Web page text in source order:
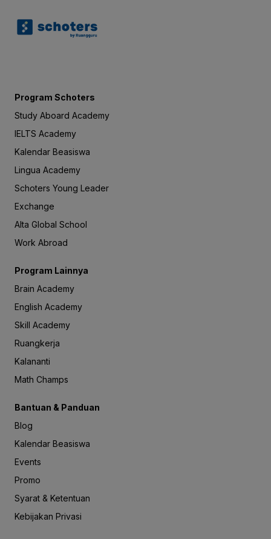
Program Schoters
Study Aboard Academy
IELTS Academy
Kalendar Beasiswa
Lingua Academy
Schoters Young Leader
Exchange
Alta Global School
Work Abroad
Program Lainnya
Brain Academy
English Academy
Skill Academy
Ruangkerja
Kalananti
Math Champs
Bantuan & Panduan
Blog
Kalendar Beasiswa
Events
Promo
Syarat & Ketentuan
Kebijakan Privasi